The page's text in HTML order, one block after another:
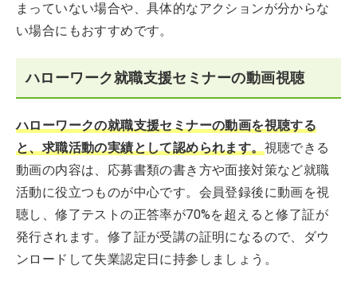
まっていない場合や、具体的なアクションが分からな
い場合にもおすすめです。
ハローワーク就職支援セミナーの動画視聴
ハローワークの就職支援セミナーの動画を視聴する
と、求職活動の実績として認められます。視聴できる
動画の内容は、応募書類の書き方や面接対策など就職
活動に役立つものが中心です。会員登録後に動画を視
聴し、修了テストの正答率が70%を超えると修了証が
発行されます。修了証が受講の証明になるので、ダウ
ンロードして失業認定日に持参しましょう。